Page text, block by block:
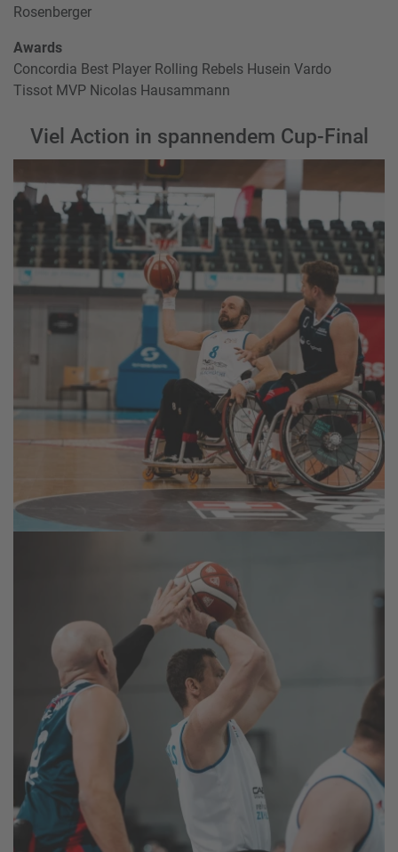
Rosenberger
Awards
Concordia Best Player Rolling Rebels Husein Vardo
Tissot MVP Nicolas Hausammann
Viel Action in spannendem Cup-Final